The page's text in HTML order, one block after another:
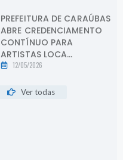
PREFEITURA DE CARAÚBAS
ABRE CREDENCIAMENTO
CONTÍNUO PARA
ARTISTAS LOCA...
12/05/2026
Ver todas